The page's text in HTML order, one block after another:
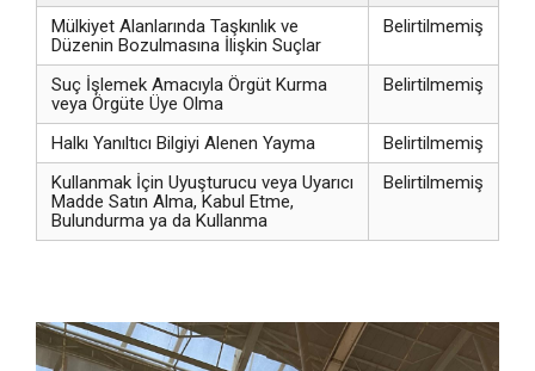
Mülkiyet Alanlarında Taşkınlık ve
Düzenin Bozulmasına İlişkin Suçlar
Belirtilmemiş
Suç İşlemek Amacıyla Örgüt Kurma
veya Örgüte Üye Olma
Belirtilmemiş
Halkı Yanıltıcı Bilgiyi Alenen Yayma
Belirtilmemiş
Kullanmak İçin Uyuşturucu veya Uyarıcı
Madde Satın Alma, Kabul Etme,
Bulundurma ya da Kullanma
Belirtilmemiş